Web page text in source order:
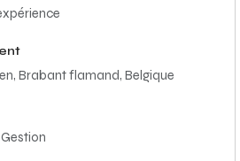
Brabant flamand, Belgique